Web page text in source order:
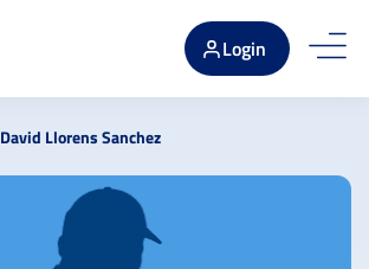
Login
David Llorens Sanchez